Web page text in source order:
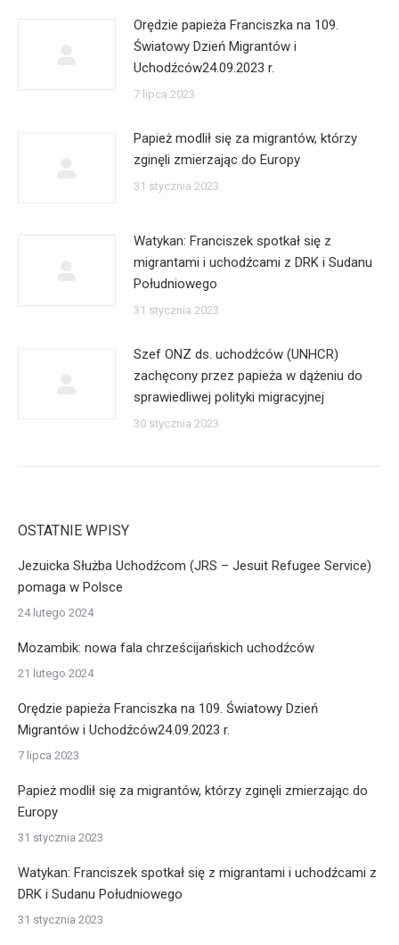
Orędzie papieża Franciszka na 109.
Światowy Dzień Migrantów i
Uchodźców24.09.2023 r.
7 lipca 2023
Papież modlił się za migrantów, którzy
zginęli zmierzając do Europy
31 stycznia 2023
Watykan: Franciszek spotkał się z
migrantami i uchodźcami z DRK i Sudanu
Południowego
31 stycznia 2023
Szef ONZ ds. uchodźców (UNHCR)
zachęcony przez papieża w dążeniu do
sprawiedliwej polityki migracyjnej
30 stycznia 2023
OSTATNIE WPISY
Jezuicka Służba Uchodźcom (JRS – Jesuit Refugee Service)
pomaga w Polsce
24 lutego 2024
Mozambik: nowa fala chrześcijańskich uchodźców
21 lutego 2024
Orędzie papieża Franciszka na 109. Światowy Dzień
Migrantów i Uchodźców24.09.2023 r.
7 lipca 2023
Papież modlił się za migrantów, którzy zginęli zmierzając do
Europy
31 stycznia 2023
Watykan: Franciszek spotkał się z migrantami i uchodźcami z
DRK i Sudanu Południowego
31 stycznia 2023